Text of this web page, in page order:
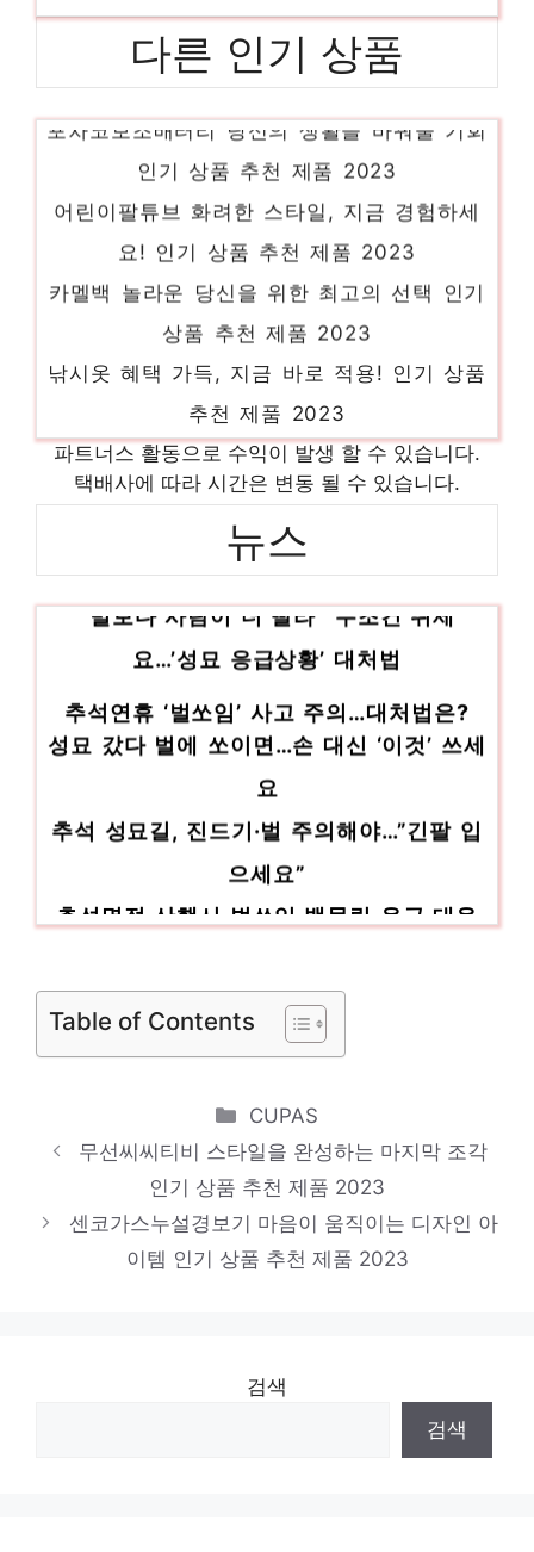
다른 인기 상품
포차코보조배터리 당신의 생활을 바꿔줄 기회
인기 상품 추천 제품 2023
어린이팔튜브 화려한 스타일, 지금 경험하세
요! 인기 상품 추천 제품 2023
카멜백 놀라운 당신을 위한 최고의 선택 인기
상품 추천 제품 2023
낚시옷 혜택 가득, 지금 바로 적용! 인기 상품
추천 제품 2023
린클프라임 당신만의 특별한 아이템! 인기 상
품 추천 제품 2023
nt550xed-kh24s 놀라운 당신을 위한 최고
의 선택 인기 상품 추천 제품 2023
방폭형감지기 편안함을 찾는 당신을 위해 인
기 상품 추천 제품 2023
파트너스 활동으로 수익이 발생 할 수 있습니다.
택배사에 따라 시간은 변동 될 수 있습니다.
뉴스
“벌보다 사람이 더 빨라” 무조건 뛰세
요…’성묘 응급상황’ 대처법
추석연휴 ‘벌쏘임’ 사고 주의…대처법은?
성묘 갔다 벌에 쏘이면…손 대신 ‘이것’ 쓰세
요
추석 성묘길, 진드기·벌 주의해야…”긴팔 입
으세요”
추석명절 산행시 벌쏘임·뱀물림 응급 대응
추석 연휴, 119 구조요청 1위는 ‘벌집 제거’
성묘하면서 진드기·벌 물리지 않으려면?
Table of Contents
Categories
CUPAS
무선씨씨티비 스타일을 완성하는 마지막 조각
인기 상품 추천 제품 2023
센코가스누설경보기 마음이 움직이는 디자인 아
이템 인기 상품 추천 제품 2023
검색
검색